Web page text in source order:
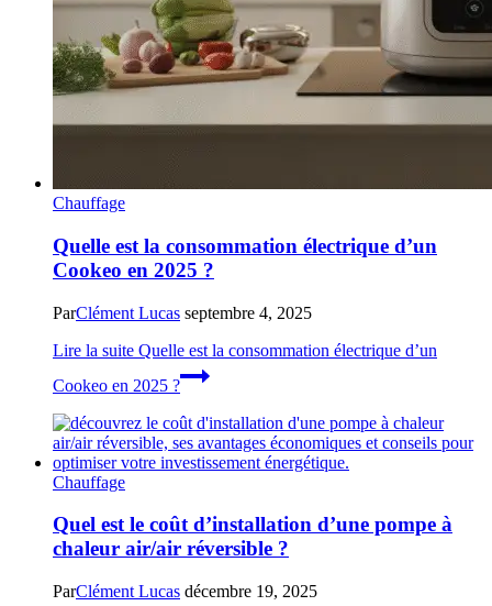
Chauffage
Quelle est la consommation électrique d’un
Cookeo en 2025 ?
ParClément Lucas septembre 4, 2025
Lire la suite Quelle est la consommation électrique d’un
Cookeo en 2025 ?
Chauffage
Quel est le coût d’installation d’une pompe à
chaleur air/air réversible ?
ParClément Lucas décembre 19, 2025